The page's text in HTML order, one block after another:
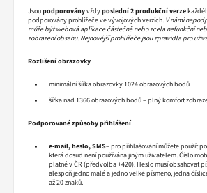
Jsoupodporoványvždyposlední 2 produkční verze
podporovány prohlížeče ve vývojových verzích. V námi
může být webová aplikace částečně nebo zcela nefunkční
zobrazení obsahu. Nejnovější prohlížeče jsou zpravidla pro
Rozlišení obrazovky
minimální šířka obrazovky 1024 obrazových bodů
šířka nad 1366 obrazových bodů – plný komfort
Podporované způsoby přihlášení
e-mail, heslo, SMS– pro přihlašování můžete použít
která dosud není používána jiným uživatelem. Číslo
platné v ČR (předvolba +420). Heslo musí obsahovat
alespoň jedno malé a jedno velké písmeno, jedna
až 20 znaků.